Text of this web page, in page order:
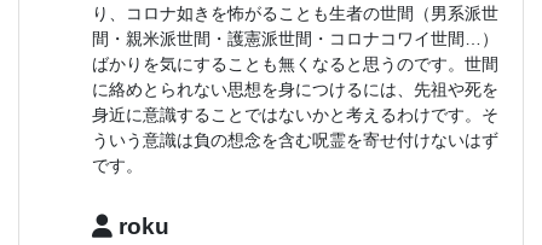
り、コロナ如きを怖がることも生者の世間（男系派世
間・親米派世間・護憲派世間・コロナコワイ世間…）
ばかりを気にすることも無くなると思うのです。世間
に絡めとられない思想を身につけるには、先祖や死を
身近に意識することではないかと考えるわけです。そ
ういう意識は負の想念を含む呪霊を寄せ付けないはず
です。
roku